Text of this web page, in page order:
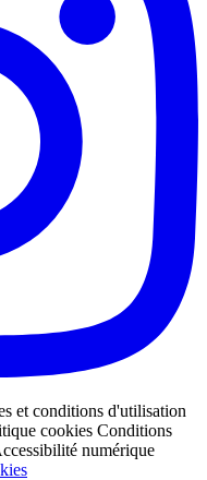
et conditions d'utilisation
cookies Conditions
numérique